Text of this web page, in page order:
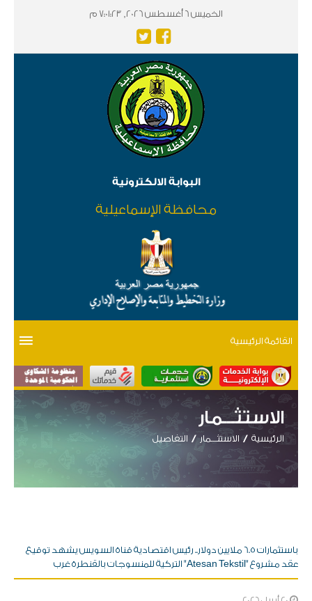
الخميس 6 أغسطس 2026, 7:01:23 م
البوابة الالكترونية
محافظة الإسماعيلية
القائمة الرئيسية
الاستثـــمار
الرئيسية الاستثـــمار التفاصيل
باستثمارات 6.5 ملايين دولار.. رئيس اقتصادية قناة السويس يشهد توقيع
عقد مشروع "Atesan Tekstil" التركية للمنسوجات بالقنطرة غرب